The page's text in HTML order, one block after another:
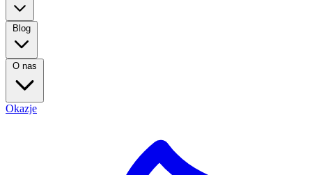
Blog
O nas
Okazje